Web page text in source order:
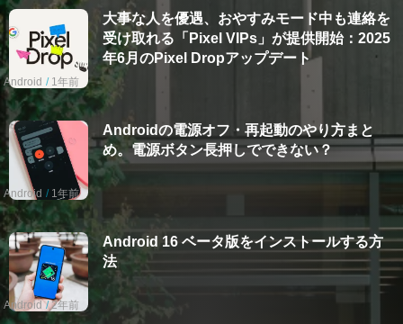
大事な人を優遇、おやすみモード中も連絡を
受け取れる「Pixel VIPs」が提供開始：2025
年6月のPixel Dropアップデート
Android 1年前
Androidの電源オフ・再起動のやり方まと
め。電源ボタン長押しでできない？
Android 1年前
Android 16 ベータ版をインストールする方
法
Android 2年前